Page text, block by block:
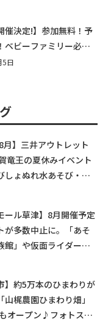
催決定!】参加無料！予
ベビーファミリー必見
29(木)30(金)ママ
5日
月】三井アウトレット
竜王の夏休みイベント
しょぬれ水あそび・激
ール草津】8月開催予定
が多数中止に。「あそ
館」や仮面ライダーシ
】約5万本のひまわりが
山梶農園ひまわり畑」
オープン♪フォトスポ